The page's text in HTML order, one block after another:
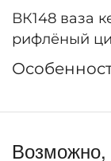
ВК148 ваза
рифлёный
Возможно,